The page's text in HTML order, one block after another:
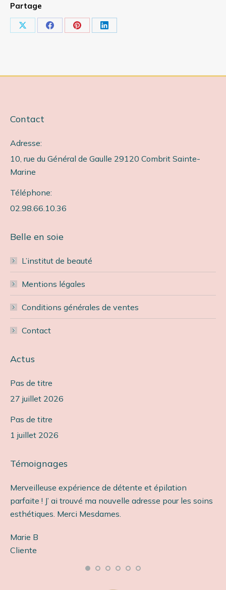
Partage
PartagerPartagerPartagerPartager
Contact
Adresse:
10, rue du Général de Gaulle 29120 Combrit Sainte-
Marine
Téléphone:
02.98.66.10.36
Belle en soie
L’institut de beauté
Mentions légales
Conditions générales de ventes
Contact
Actus
Pas de titre
27 juillet 2026
Pas de titre
1 juillet 2026
Témoignages
Merveilleuse expérience de détente et épilation
parfaite ! J’ ai trouvé ma nouvelle adresse pour les soins
esthétiques. Merci Mesdames.
Marie B
Cliente